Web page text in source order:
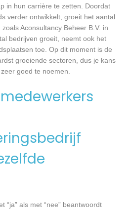
in hun carrière te zetten. Doordat
verder ontwikkelt, groeit het aantal
Aconsultancy Beheer B.V. in
bedrijven groeit, neemt ook het
toe. Op dit moment is de
groeiende sectoren, dus je kans
zeer goed te noemen.
“ja” als met “nee” beantwoordt